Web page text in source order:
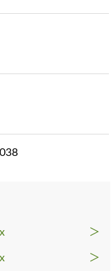
＞
＞